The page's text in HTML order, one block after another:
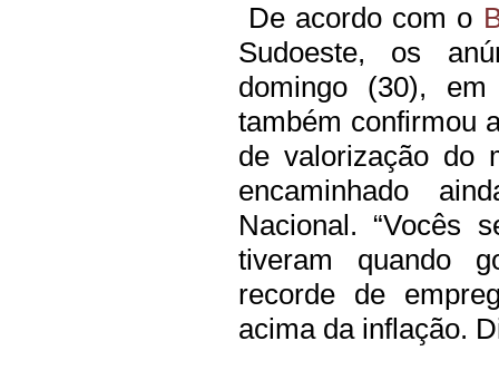
De acordo com o
Sudoeste, os
domingo (30), em
também confirmou
de valorização do
encaminhado
Nacional. “Vocês
tiveram quando
recorde de
acima da inflação.